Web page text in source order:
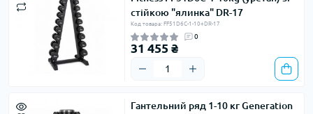
стійкою "ялинка" DR-17
Код товара: FF51D6C-1-10+DR-17
0
31 455 ₴
Гантельний ряд 1-10 кг Generation